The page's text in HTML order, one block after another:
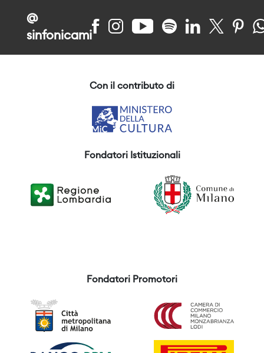
@
sinfonicami
Con il contributo di
Fondatori Istituzionali
Fondatori Promotori